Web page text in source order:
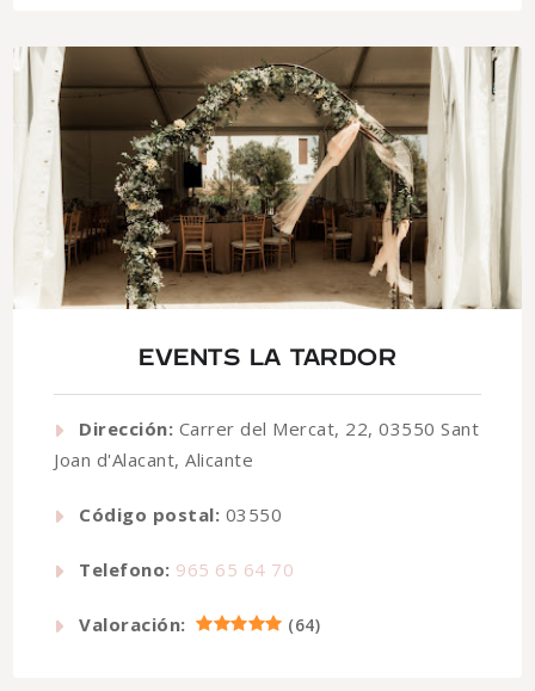
EVENTS LA TARDOR
Dirección: Carrer del Mercat, 22, 03550 Sant
Joan d'Alacant, Alicante
Código postal: 03550
Telefono: 965 65 64 70
Valoración: (64)